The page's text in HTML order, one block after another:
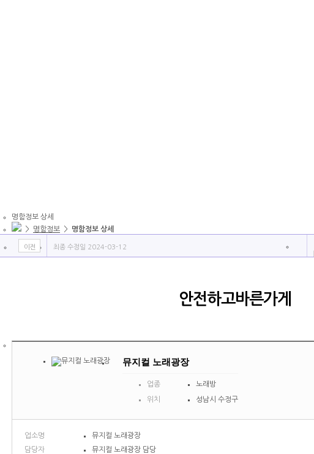
명함정보 상세
> 명함정보 > 명함정보 상세
이전 최종 수정일 2024-03-12
안전하고바른가게
뮤지컬 노래광장
업종 노래방
위치 성남시 수정구
업소명
뮤지컬 노래광장
담당자
뮤지컬 노래광장 담당